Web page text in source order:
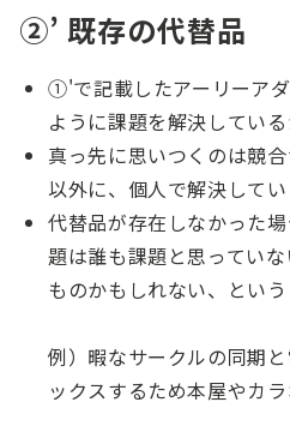
②’ 既存の代替品
①'で記載したアーリーア
ように課題を解決してい
真っ先に思いつくのは競
以外に、個人で解決して
代替品が存在しなかった
題は誰も課題と思ってい
ものかもしれない、とい
例）暇なサークルの同期
ックスするため本屋やカ